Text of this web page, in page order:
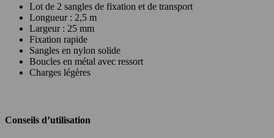
Lot de 2 sangles de fixation et de transport
Longueur : 2,5 m
Largeur : 25 mm
Fixation rapide
Sangles en nylon solide
Boucles en métal avec ressort
Charges légères
Conseils d’utilisation